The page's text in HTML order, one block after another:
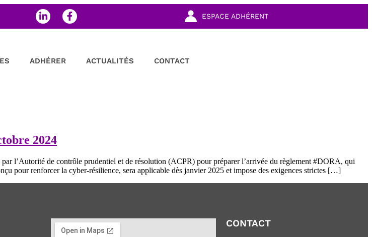
ESPACE ADHÉRENT
ADHÉRER ACTUALITÉS CONTACT
2024
l’Autorité de contrôle prudentiel et de résolution (ACPR) pour préparer l’arrivée du règlement #DORA, qui
pour renforcer la cyber-résilience, sera applicable dès janvier 2025 et impose des exigences strictes […]
CONTACT